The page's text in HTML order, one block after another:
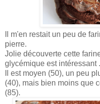
Il m'en restait un peu de
pierre.
Jolie découverte cette
glycémique est intéressant .
Il est moyen (50), un peu
(40), mais bien moins que
(85).